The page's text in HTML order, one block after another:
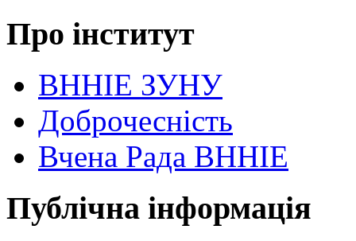
Про інститут
ВННІЕ ЗУНУ
Доброчесність
Вчена Рада ВННІЕ
Публічна інформація